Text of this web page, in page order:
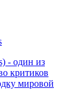
- один из
критиков
мировой